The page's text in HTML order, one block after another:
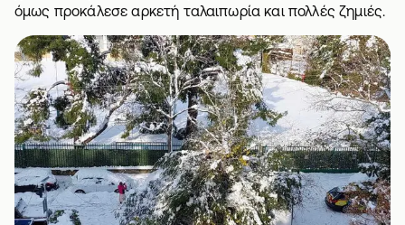
όμως προκάλεσε αρκετή ταλαιπωρία και πολλές ζημιές.